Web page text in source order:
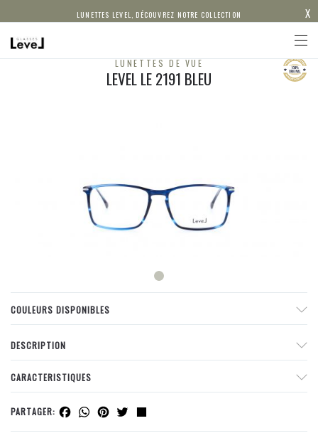
LUNETTES LEVEL, DÉCOUVREZ NOTRE COLLECTION X
LUNETTES DE VUE
LEVEL LE 2191 BLEU
COULEURS DISPONIBLES
DESCRIPTION
CARACTERISTIQUES
PARTAGER: Facebook
WhatsApp
Pinterest
Twitter